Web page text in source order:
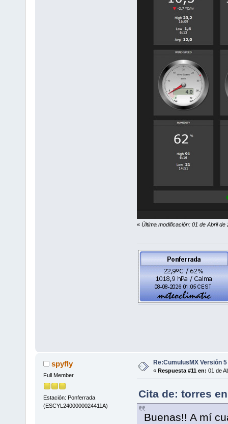
« Última modificación: 01 de Abril
spyfly
Full Member
Estación: Ponferrada
(ESCYL2400000024411A)
Re:CumulusMX Versión 5
« Respuesta #11 en: 01 de
Cita de: torres
Buenas!! A mí